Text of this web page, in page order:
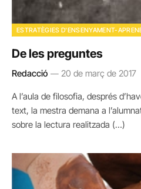
ESTRATÈGIES D'ENSENYAMENT-
De les preguntes
Redacció 20 de març de 2017
A l’aula de filosofia, després
text, la mestra demana a
sobre la lectura realitzada (…)